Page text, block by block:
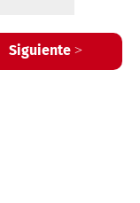
Siguiente >